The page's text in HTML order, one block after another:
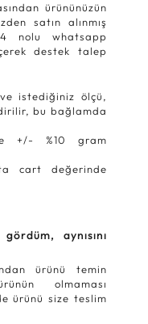
ürününüzün
satın alınmış
nolu whatsapp
destek talep
istediğiniz ölçü,
bu bağlamda
+/- %10 gram
cart değerinde
aynısını
ürünü temin
olmaması
ürünü size teslim